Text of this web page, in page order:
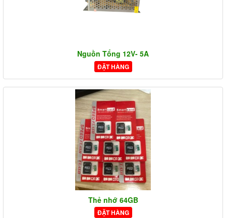
Nguồn Tổng 12V- 5A
ĐẶT HÀNG
Thẻ nhớ 64GB
ĐẶT HÀNG